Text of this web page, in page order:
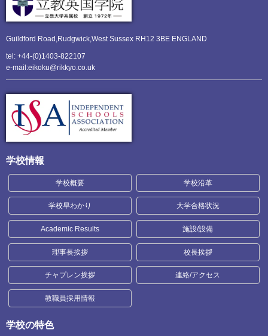
Guildford Road,Rudgwick,West Sussex RH12 3BE ENGLAND
tel: +44-(0)1403-822107
e-mail:eikoku@rikkyo.co.uk
学校情報
学校概要 学校沿革
学校早わかり 大学合格状況
Academic Results 施設/設備
理事長挨拶 校長挨拶
チャプレン挨拶 連絡/アクセス
教職員採用情報
学校の特色